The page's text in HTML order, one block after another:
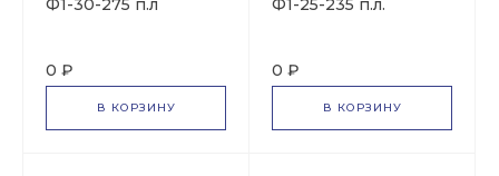
Ф1-30-275 п.л
0 ₽
В КОРЗИНУ
Ф1-25-235 п.л.
0 ₽
В КОРЗИНУ